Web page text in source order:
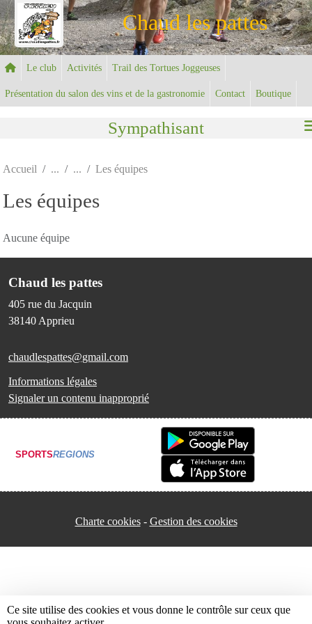
Chaud les pattes
Le club Activités Trail des Tortues Joggeuses
Présentation du salon des vins et de la gastronomie Contact Boutique
Sympathisant
Accueil Les équipes
Les équipes
Aucune équipe
Chaud les pattes
405 rue du Jacquin
38140 Apprieu
chaudlespattes@gmail.com
Informations légales
Signaler un contenu inapproprié
SPORTSREGIONS
Charte cookies Gestion des cookies
Panneau de gestion des cookies
Ce site utilise des cookies et vous donne le contrôle sur ceux que